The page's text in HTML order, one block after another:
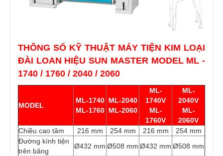
THÔNG SỐ KỸ THUẬT MÁY TIỆN KIM LOẠI
ĐÀI LOAN HIỆU SUN MASTER MODEL ML -
1740 / 1760 / 2040 / 2060
MODEL
ML-1740
ML-1760
ML-2040
ML-2060
ML-
1740V
ML-
1760V
ML-
2040V
ML-
2060V
Chiều cao tâm
216 mm 254 mm 216 mm
254 mm
Đường kính tiện
trên băng
Ø432 mm Ø508 mm Ø432 mm Ø508 mm